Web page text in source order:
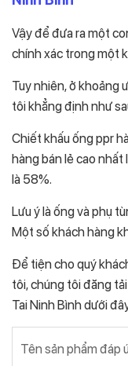
Vậy để đưa ra một
chính xác trong một
Tuy nhiên, ở khoảng
tôi khẳng định như
Chiết khấu ống ppr
hàng bán lẻ cao nhất
là 58%.
Lưu ý là ống và phụ
Một số khách hàng
Để tiện cho quý
tôi, chúng tôi đăng
Tai Ninh Bình dưới
Tên sản phẩm đáp